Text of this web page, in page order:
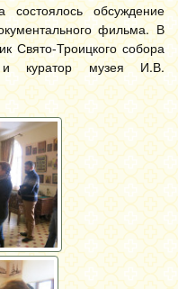
состоялось обсуждение
фильма. В
Свято-Троицкого собора
и куратор музея И.В.